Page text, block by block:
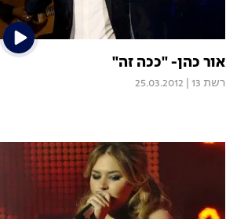
אור כהן- "ככה זה"
רשת 13 25.03.2012